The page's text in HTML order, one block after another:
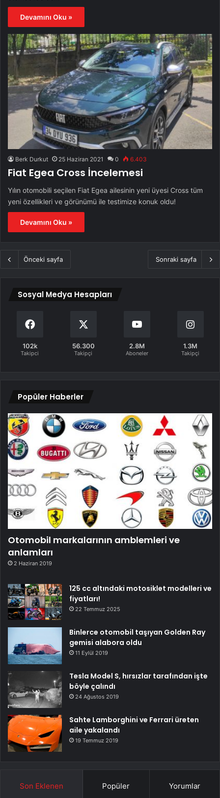
Devamını Oku »
Berk Durkut 25 Haziran 2021 0 6.403
Fiat Egea Cross İncelemesi
Yılın otomobili seçilen Fiat Egea ailesinin yeni üyesi Cross tüm
yeni özellikleri ve görünümü ile testimize konuk oldu!
Devamını Oku »
Önceki sayfa Sonraki sayfa
Sosyal Medya Hesapları
102k
Takipci
56.300
Takipçi
2.8M
Aboneler
1.3M
Takipçi
Popüler Haberler
Otomobil markalarının amblemleri ve
anlamları
2 Haziran 2019
125 cc altındaki motosiklet modelleri ve
fiyatları!
22 Temmuz 2025
Binlerce otomobil taşıyan Golden Ray
gemisi alabora oldu
11 Eylül 2019
Tesla Model S, hırsızlar tarafından işte
böyle çalındı
24 Ağustos 2019
Sahte Lamborghini ve Ferrari üreten
aile yakalandı
19 Temmuz 2019
Son Eklenen Popüler Yorumlar